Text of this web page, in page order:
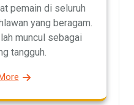
pemain di seluruh
yang beragam.
muncul sebagai
tangguh.